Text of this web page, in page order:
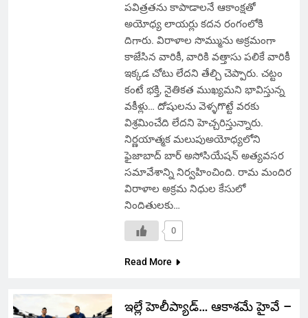
పవిత్రతను కాపాడాలనే ఆకాంక్షతో
అయోధ్య లాయర్లు కదన రంగంలోకి
దిగారు. విరాళాల సొమ్మును అక్రమంగా
కాజేసిన వారికీ, వారికి వత్తాసు పలికే వారికీ
ఇక్కడ చోటు లేదని తేల్చి చెప్పారు. చట్టం
కంటే భక్తి, నైతికత ముఖ్యమని భావిస్తున్న
వకీళ్లు… దోషులను వెళ్ళగొట్టే వరకు
విశ్రమించేది లేదని హెచ్చరిస్తున్నారు.
నిర్ణయాత్మక మలుపుఅయోధ్యలోని
ఫైజాబాద్ బార్ అసోసియేషన్ అత్యవసర
సమావేశాన్ని నిర్వహించింది. రామ మందిర
విరాళాల అక్రమ నిధుల కేసులో
నిందితులకు…
0
Read More
ఇల్లే హెలీప్యాడ్… ఆకాశమే హైవే –